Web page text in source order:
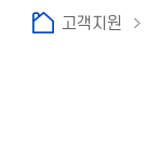
고객지원